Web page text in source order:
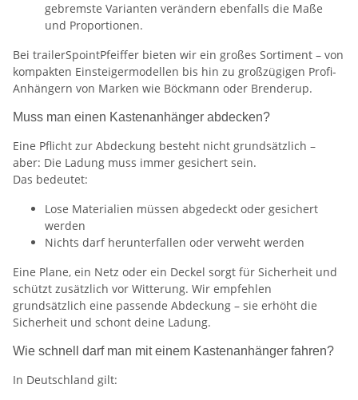
gebremste Varianten verändern ebenfalls die Maße
und Proportionen.
Bei trailerSpointPfeiffer bieten wir ein großes Sortiment – von
kompakten Einsteigermodellen bis hin zu großzügigen Profi-
Anhängern von Marken wie Böckmann oder Brenderup.
Muss man einen Kastenanhänger abdecken?
Eine Pflicht zur Abdeckung besteht nicht grundsätzlich –
aber: Die Ladung muss immer gesichert sein.
Das bedeutet:
Lose Materialien müssen abgedeckt oder gesichert
werden
Nichts darf herunterfallen oder verweht werden
Eine Plane, ein Netz oder ein Deckel sorgt für Sicherheit und
schützt zusätzlich vor Witterung. Wir empfehlen
grundsätzlich eine passende Abdeckung – sie erhöht die
Sicherheit und schont deine Ladung.
Wie schnell darf man mit einem Kastenanhänger fahren?
In Deutschland gilt: